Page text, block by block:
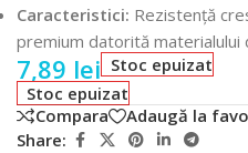
Caracteristici: Rezistență
premium datorită materialului
7,89 lei Stoc epuizat
Stoc epuizat
Compara
Adaugă la
Share: